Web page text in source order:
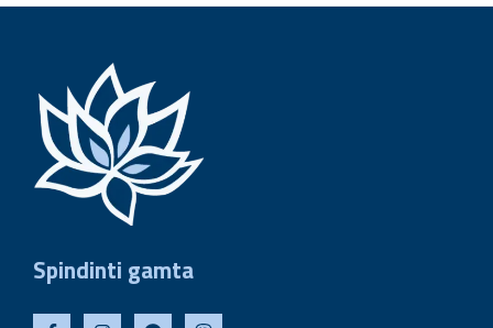
Spindinti gamta